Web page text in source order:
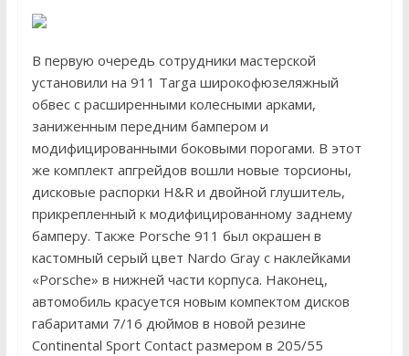
В первую очередь сотрудники мастерской
установили на 911 Targa широкофюзеляжный
обвес с расширенными колесными арками,
заниженным передним бампером и
модифицированными боковыми порогами. В этот
же комплект апгрейдов вошли новые торсионы,
дисковые распорки H&R и двойной глушитель,
прикрепленный к модифицированному заднему
бамперу. Также Porsche 911 был окрашен в
кастомный серый цвет Nardo Gray с наклейками
«Porsche» в нижней части корпуса. Наконец,
автомобиль красуется новым компектом дисков
габаритами 7/16 дюймов в новой резине
Continental Sport Contact размером в 205/55